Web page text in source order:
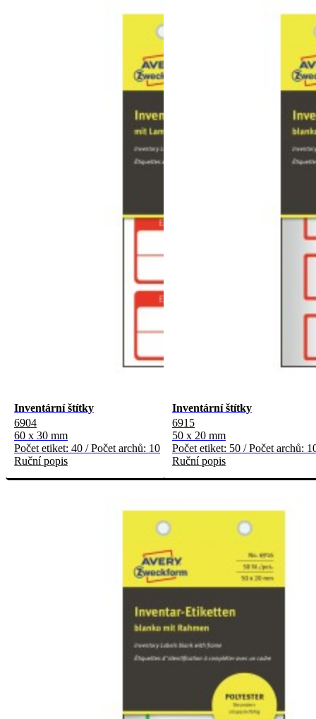
Inventární štítky
6904
60 x 30 mm
Počet etiket: 40 / Počet archů: 10
Ruční popis
Inventární štítky
6915
50 x 20 mm
Počet etiket: 50 / Počet archů:
Ruční popis